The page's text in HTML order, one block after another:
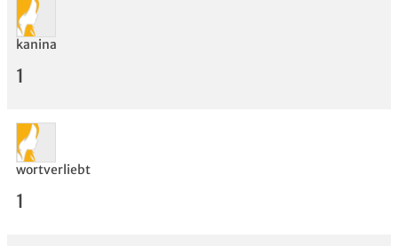
kanina
1
wortverliebt
1